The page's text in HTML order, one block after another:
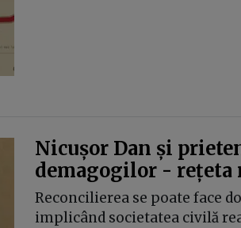
Nicușor Dan și
demagogilor - rețeta
Reconcilierea se poate face
implicând societatea civilă